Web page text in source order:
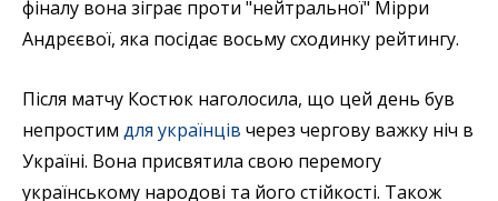
фіналу вона зіграє проти "нейтральної" Мірри
Андрєєвої, яка посідає восьму сходинку рейтингу.
Після матчу Костюк наголосила, що цей день був
непростим для українців через чергову важку ніч в
Україні. Вона присвятила свою перемогу
українському народові та його стійкості. Також